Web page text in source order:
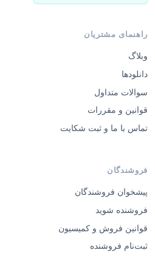
راهنمای مشتریان
وبلاگ
دانلودها
سوالات متداول
قوانین و مقررات
تماس با ما و ثبت شکایت
فروشندگان
پیشخوان فروشندگان
فروشنده شوید
قوانین فروش و کمیسیون
ثبت‌نام فروشنده